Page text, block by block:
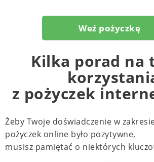
Weź pożyczkę
Kilka porad na
z pożyczek
Żeby Twoje doświadczenie w
pożyczek online było pozytywne,
musisz pamiętać o niektórych